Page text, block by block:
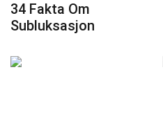
34 Fakta Om
Subluksasjon